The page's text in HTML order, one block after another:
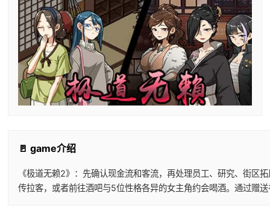
🚪 game介绍
《极道无赖2》：先确认现金流和客流，再处理员工、研究、街区
传拉客，或者前往酒吧与5位性格各异的女主角约会喝酒。通过赠